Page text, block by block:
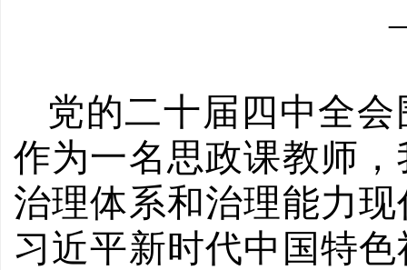
党的二十届四中全会
作为一名思政课教师
治理体系和治理能力
习近平新时代中国特